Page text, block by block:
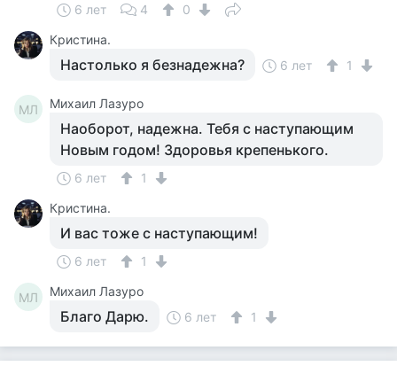
6 лет 4
0
Кристина.
Настолько я безнадежна? 6 лет 1
МЛ Михаил Лазуро
Наоборот, надежна. Тебя с наступающим
Новым годом! Здоровья крепенького.
6 лет
1
Кристина.
И вас тоже с наступающим!
6 лет 1
МЛ Михаил Лазуро
Благо Дарю. 6 лет 1